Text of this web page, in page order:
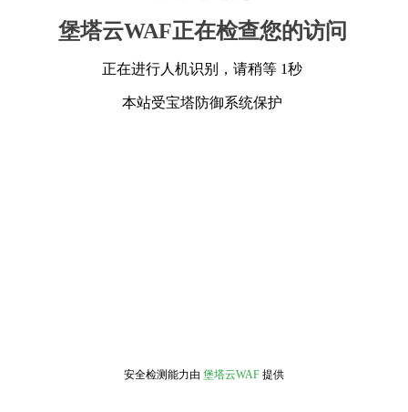
堡塔云WAF正在检查您的访问
正在进行人机识别，请稍等 1秒
本站受宝塔防御系统保护
安全检测能力由 堡塔云WAF 提供